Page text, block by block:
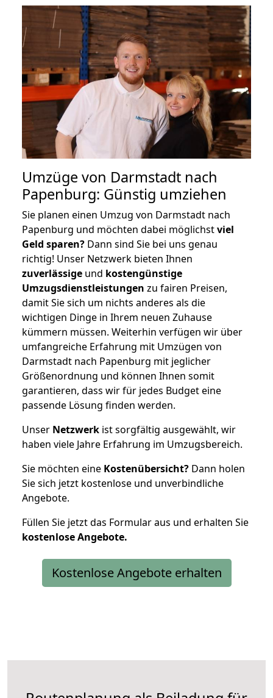
Umzüge von Darmstadt nach
Papenburg: Günstig umziehen
Sie planen einen Umzug von Darmstadt nach
Papenburg und möchten dabei möglichstviel
Geld sparen? Dann sind Sie bei uns genau
richtig! Unser Netzwerk bieten Ihnen
zuverlässige und kostengünstige
Umzugsdienstleistungen zu fairen Preisen,
damit Sie sich um nichts anderes als die
wichtigen Dinge in Ihrem neuen Zuhause
kümmern müssen. Weiterhin verfügen wir über
umfangreiche Erfahrung mit Umzügen von
Darmstadt nach Papenburg mit jeglicher
Größenordnung und können Ihnen somit
garantieren, dass wir für jedes Budget eine
passende Lösung finden werden.
Unser Netzwerk ist sorgfältig ausgewählt, wir
haben viele Jahre Erfahrung im Umzugsbereich.
Sie möchten eine Kostenübersicht? Dann holen
Sie sich jetzt kostenlose und unverbindliche
Angebote.
Füllen Sie jetzt das Formular aus und erhalten Sie
kostenloseAngebote.
Kostenlose Angebote erhalten